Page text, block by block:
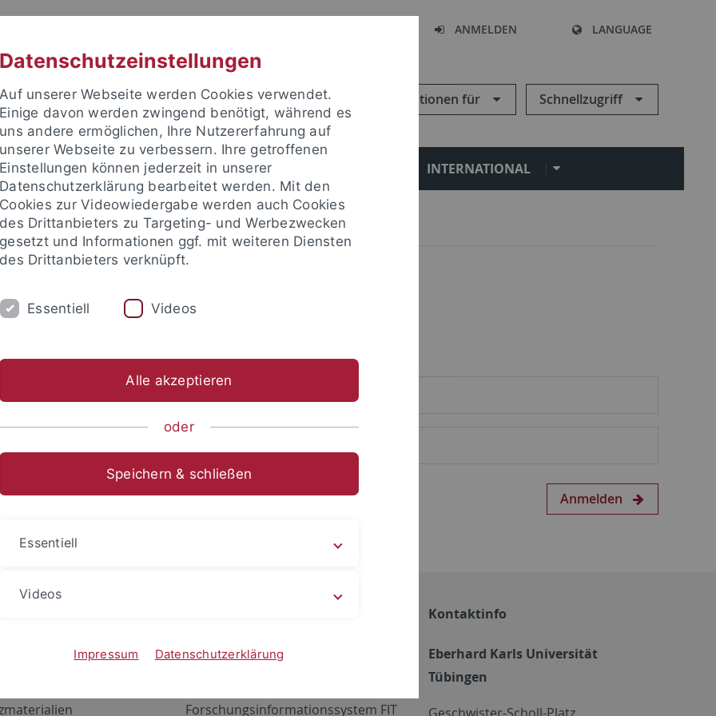
ANMELDEN LANGUAGE
Informationen für Schnellzugriff
FORSCHUNG EINRICHTUNGEN INTERNATIONAL
um sich anzumelden:
Anmelden
Netzwerk
ALMA
Forschungsinformationssystem FIT
Kontaktinfo
Eberhard Karls Universität
Tübingen
Datenschutzeinstellungen
Auf unserer Webseite werden Cookies verwendet.
Einige davon werden zwingend benötigt, während es
uns andere ermöglichen, Ihre Nutzererfahrung auf
unserer Webseite zu verbessern. Ihre getroffenen
Einstellungen können jederzeit in unserer
Datenschutzerklärung bearbeitet werden. Mit den
Cookies zur Videowiedergabe werden auch Cookies
des Drittanbieters zu Targeting- und Werbezwecken
gesetzt und Informationen ggf. mit weiteren Diensten
des Drittanbieters verknüpft.
Essentiell Videos
Alle akzeptieren
oder
Speichern & schließen
Essentiell
Videos
Impressum Datenschutzerklärung